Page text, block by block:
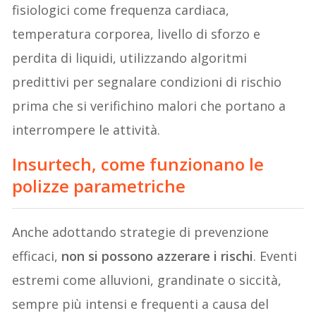
fisiologici come frequenza cardiaca,
temperatura corporea, livello di sforzo e
perdita di liquidi, utilizzando algoritmi
predittivi per segnalare condizioni di rischio
prima che si verifichino malori che portano a
interrompere le attività.
Insurtech, come funzionano le
polizze parametriche
Anche adottando strategie di prevenzione
efficaci, non si possono azzerare i rischi. Eventi
estremi come alluvioni, grandinate o siccità,
sempre più intensi e frequenti a causa del